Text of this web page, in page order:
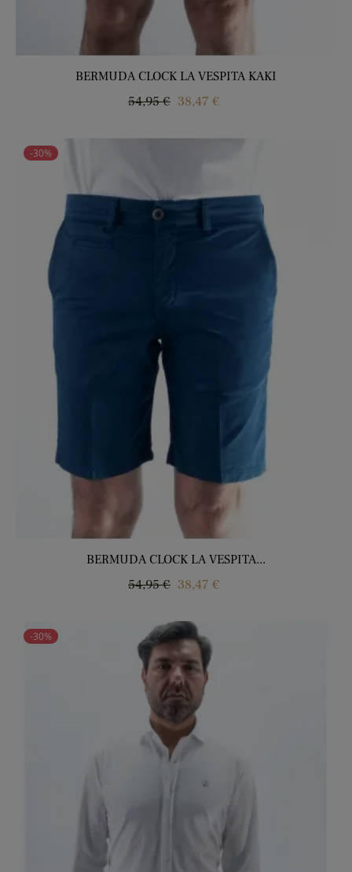
BERMUDA CLOCK LA VESPITA KAKI
Precio
54,95 € Precio
38,47 €
-30%
BERMUDA CLOCK LA VESPITA...
Precio
54,95 € Precio
38,47 €
-30%